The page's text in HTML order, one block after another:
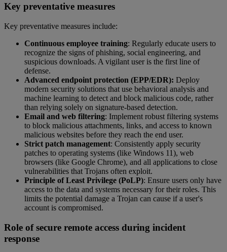
Key preventative measures
Key preventative measures include:
Continuous employee training: Regularly educate users to
recognize the signs of phishing, social engineering, and
suspicious downloads. A vigilant user is the first line of
defense.
Advanced endpoint protection (EPP/EDR): Deploy
modern security solutions that use behavioral analysis and
machine learning to detect and block malicious code, rather
than relying solely on signature-based detection.
Email and web filtering: Implement robust filtering systems
to block malicious attachments, links, and access to known
malicious websites before they reach the end user.
Strict patch management: Consistently apply security
patches to operating systems (like Windows 11), web
browsers (like Google Chrome), and all applications to close
vulnerabilities that Trojans often exploit.
Principle of Least Privilege (PoLP): Ensure users only have
access to the data and systems necessary for their roles. This
limits the potential damage a Trojan can cause if a user's
account is compromised.
Role of secure remote access during incident
response